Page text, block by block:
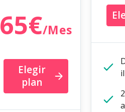
65€/Mes
Elegir
plan